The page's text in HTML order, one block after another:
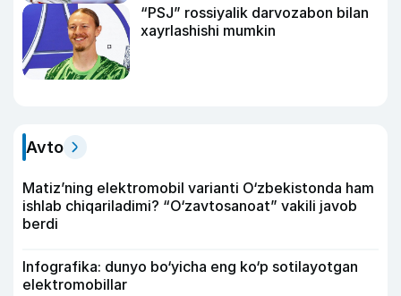
“PSJ” rossiyalik darvozabon bilan
xayrlashishi mumkin
Avto
Matiz’ning elektromobil varianti O‘zbekistonda ham
ishlab chiqariladimi? “O‘zavtosanoat” vakili javob
berdi
Infografika: dunyo bo‘yicha eng ko‘p sotilayotgan
elektromobillar